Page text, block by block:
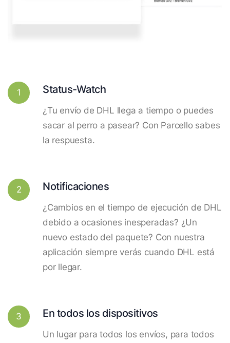
1 Status-Watch
¿Tu envío de DHL llega a tiempo o puedes
sacar al perro a pasear? Con Parcello sabes
la respuesta.
2 Notificaciones
¿Cambios en el tiempo de ejecución de DHL
debido a ocasiones inesperadas? ¿Un
nuevo estado del paquete? Con nuestra
aplicación siempre verás cuando DHL está
por llegar.
3 En todos los dispositivos
Un lugar para todos los envíos, para todos